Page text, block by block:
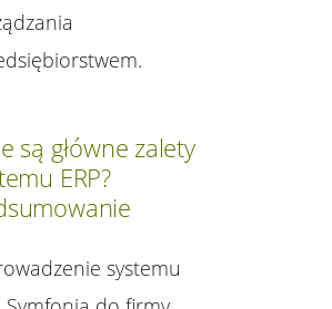
są główne zalety
ERP?
systemu